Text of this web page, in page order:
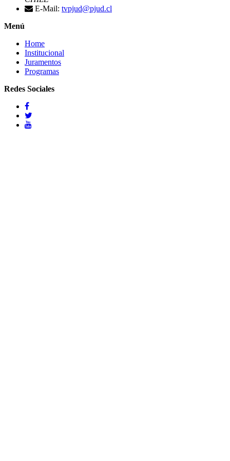
E-Mail: tvpjud@pjud.cl
Menú
Home
Institucional
Juramentos
Programas
Redes Sociales